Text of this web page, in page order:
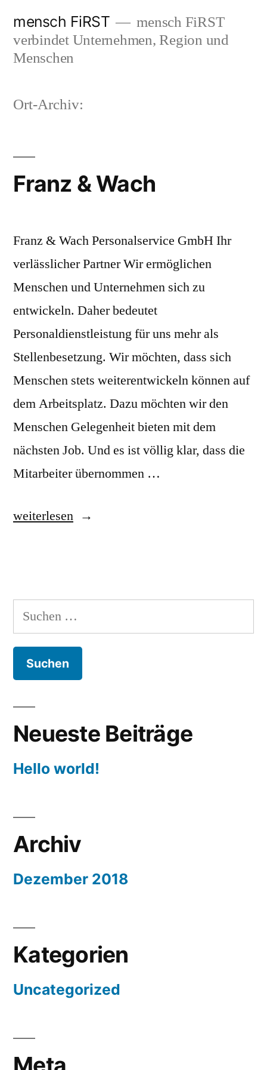
Inhalt
springen
mensch FiRST
mensch FiRST
verbindet Unternehmen, Region und
Menschen
Ort-Archiv:
Franz & Wach
Franz & Wach Personalservice GmbH Ihr
verlässlicher Partner Wir ermöglichen
Menschen und Unternehmen sich zu
entwickeln. Daher bedeutet
Personaldienstleistung für uns mehr als
Stellenbesetzung. Wir möchten, dass sich
Menschen stets weiterentwickeln können auf
dem Arbeitsplatz. Dazu möchten wir den
Menschen Gelegenheit bieten mit dem
nächsten Job. Und es ist völlig klar, dass die
Mitarbeiter übernommen …
„Franz
weiterlesen
Suchen
nach:
Neueste Beiträge
Hello world!
Archiv
Dezember 2018
Kategorien
Uncategorized